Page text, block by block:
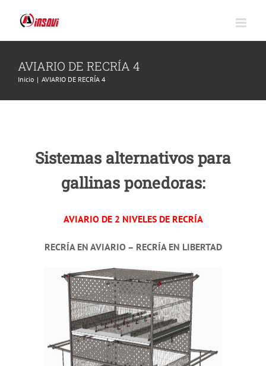
contenido
AVIARIO DE RECRÍA 4
Inicio | AVIARIO DE RECRÍA 4
Sistemas alternativos para
gallinas ponedoras:
AVIARIO DE 2 NIVELES DE RECRÍA
RECRÍA EN AVIARIO – RECRÍA EN LIBERTAD